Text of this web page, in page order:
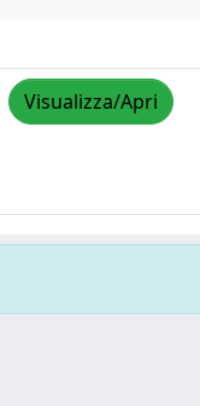
Visualizza/Apri